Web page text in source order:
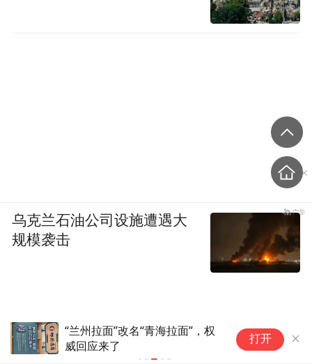
“青海拉面”，权
美国教授：共和党中期选举
逆风局，没想到对手烂成“
打开
乌克兰石油公司设施遭遇大
规模袭击